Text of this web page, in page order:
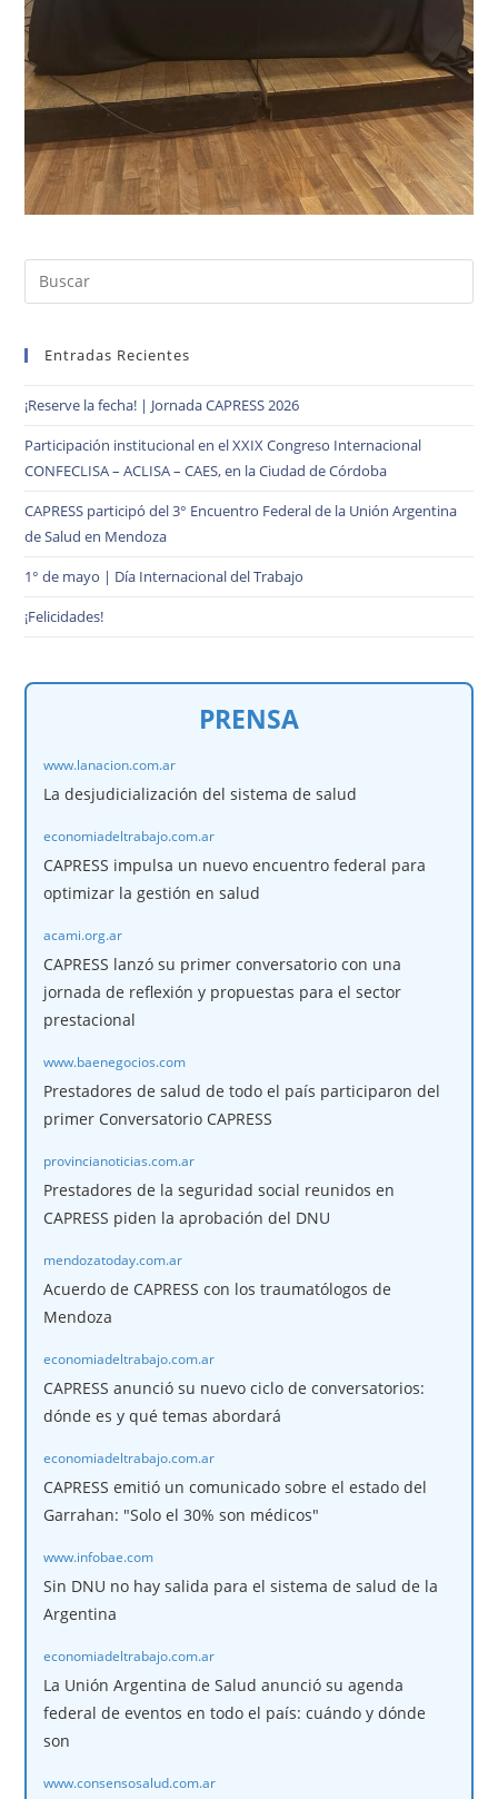
Entradas Recientes
¡Reserve la fecha! | Jornada CAPRESS 2026
Participación institucional en el XXIX Congreso Internacional
CONFECLISA – ACLISA – CAES, en la Ciudad de Córdoba
CAPRESS participó del 3° Encuentro Federal de la Unión Argentina
de Salud en Mendoza
1° de mayo | Día Internacional del Trabajo
¡Felicidades!
PRENSA
www.lanacion.com.ar
La desjudicialización del sistema de salud
economiadeltrabajo.com.ar
CAPRESS impulsa un nuevo encuentro federal para
optimizar la gestión en salud
acami.org.ar
CAPRESS lanzó su primer conversatorio con una
jornada de reflexión y propuestas para el sector
prestacional
www.baenegocios.com
Prestadores de salud de todo el país participaron del
primer Conversatorio CAPRESS
provincianoticias.com.ar
Prestadores de la seguridad social reunidos en
CAPRESS piden la aprobación del DNU
mendozatoday.com.ar
Acuerdo de CAPRESS con los traumatólogos de
Mendoza
economiadeltrabajo.com.ar
CAPRESS anunció su nuevo ciclo de conversatorios:
dónde es y qué temas abordará
economiadeltrabajo.com.ar
CAPRESS emitió un comunicado sobre el estado del
Garrahan: "Solo el 30% son médicos"
www.infobae.com
Sin DNU no hay salida para el sistema de salud de la
Argentina
economiadeltrabajo.com.ar
La Unión Argentina de Salud anunció su agenda
federal de eventos en todo el país: cuándo y dónde
son
www.consensosalud.com.ar